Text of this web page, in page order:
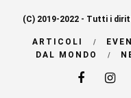
(C) 2019-2022 - Tutti i
ARTICOLI
DAL MONDO